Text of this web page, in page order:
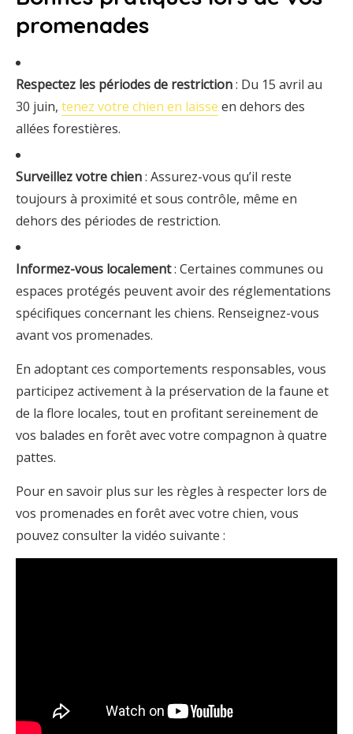
promenades
Respectez les périodes de restriction: Du 15 avril au
30 juin, tenez votre chien en laisse en dehors des
allées forestières.
Surveillez votre chien: Assurez-vous qu’il reste
toujours à proximité et sous contrôle, même en
dehors des périodes de restriction.
Informez-vous localement: Certaines communes ou
espaces protégés peuvent avoir des réglementations
spécifiques concernant les chiens. Renseignez-vous
avant vos promenades.
En adoptant ces comportements responsables, vous
participez activement à la préservation de la faune et
de la flore locales, tout en profitant sereinement de
vos balades en forêt avec votre compagnon à quatre
pattes.
Pour en savoir plus sur les règles à respecter lors de
vos promenades en forêt avec votre chien, vous
pouvez consulter la vidéo suivante :